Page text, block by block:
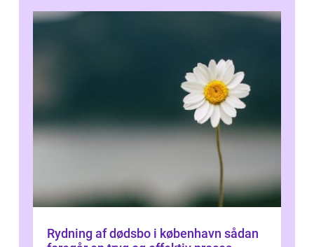
Rydning af dødsbo i københavn sådan